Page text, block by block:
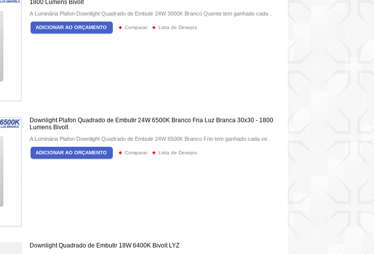
1800 Lumens Bivolt
A Luminária Plafon Downlight Quadrado de Embutir 24W 3000K Branco Quente tem ganhado cada ..
Comparar Lista de Desejos
Downlight Plafon Quadrado de Embutir 24W 6500K Branco Fria Luz Branca 30x30 - 1800
Lumens Bivolt
A Luminária Plafon Downlight Quadrado de Embutir 24W 6500K Branco Frio tem ganhado cada ve..
Comparar Lista de Desejos
Downlight Quadrado de Embutir 18W 6400K Bivolt LYZ